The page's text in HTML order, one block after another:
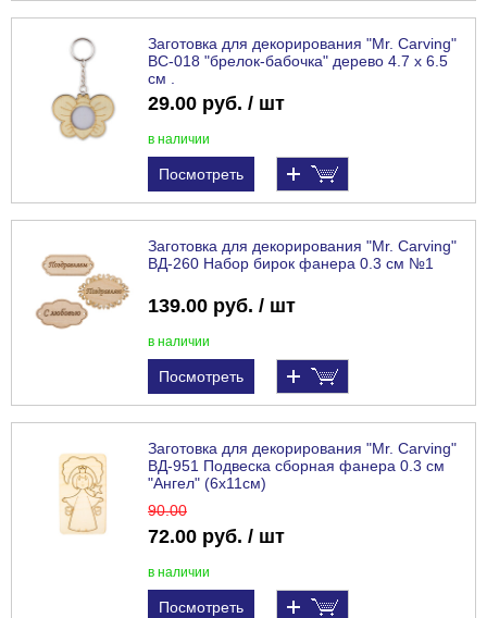
Заготовка для декорирования "Mr. Carving"
BC-018 "брелок-бабочка" дерево 4.7 х 6.5
см .
29.00 руб. / шт
в наличии
Посмотреть
Заготовка для декорирования "Mr. Carving"
ВД-260 Набор бирок фанера 0.3 см №1
139.00 руб. / шт
в наличии
Посмотреть
Заготовка для декорирования "Mr. Carving"
ВД-951 Подвеска сборная фанера 0.3 см
"Ангел" (6х11см)
90.00
72.00 руб. / шт
в наличии
Посмотреть